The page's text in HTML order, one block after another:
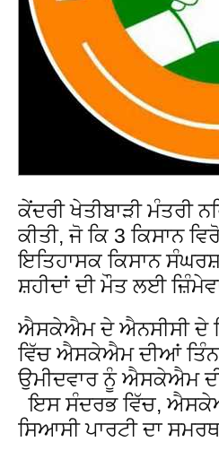
ਕੇਂਦਰੀ ਖੇਤੀਬਾੜੀ ਮੰਤਰੀ
ਕੀਤੀ, ਜੋ ਕਿ 3 ਕਿਸਾਨ
ਇਤਿਹਾਸਕ ਕਿਸਾਨ
ਸ਼ਹੀਦਾਂ ਦੀ ਮੌਤ ਲਈ
ਐਸਕੇਐਮ ਦੇ ਐਨਸੀਸੀ ਦੇ
ਵਿੱਚ ਐਸਕੇਐਮ ਦੀਆਂ
ਉਮੀਦਵਾਰ ਨੂੰ ਐਸਕੇਐਮ
ਇਸ ਸੰਦਰਭ ਵਿੱਚ,
ਸਿਆਸੀ ਪਾਰਟੀ ਦਾ